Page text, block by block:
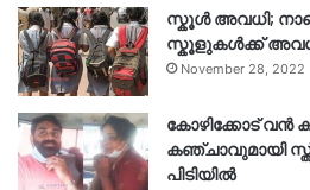
സ്കൂൾ അവധി;
സ്കൂളുകൾക്ക്
November 28, 2022
കോഴിക്കോട് വൻ
കഞ്ചാവുമായി
പിടിയിൽ